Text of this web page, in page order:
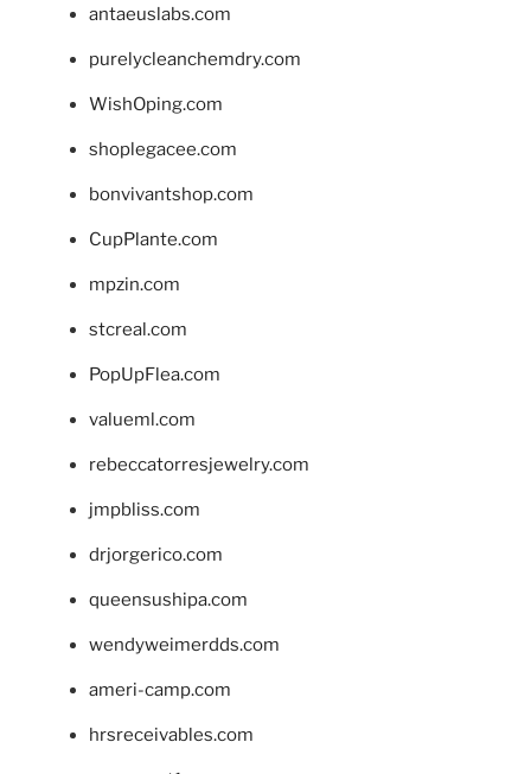
antaeuslabs.com
purelycleanchemdry.com
WishOping.com
shoplegacee.com
bonvivantshop.com
CupPlante.com
mpzin.com
stcreal.com
PopUpFlea.com
valueml.com
rebeccatorresjewelry.com
jmpbliss.com
drjorgerico.com
queensushipa.com
wendyweimerdds.com
ameri-camp.com
hrsreceivables.com